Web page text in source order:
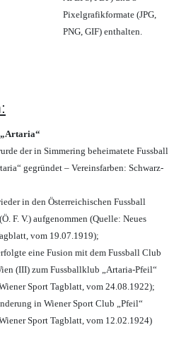
Pixelgrafikformate (JPG,
PNG, GIF) enthalten.
der in Simmering beheimatete Fussball
gegründet – Vereinsfarben: Schwarz-
in den Österreichischen Fussball
F. V.) aufgenommen (Quelle: Neues
vom 19.07.1919);
eine Fusion mit dem Fussball Club
(III) zum Fussballklub „Artaria-Pfeil“
Sport Tagblatt, vom 24.08.1922);
in Wiener Sport Club „Pfeil“
Sport Tagblatt, vom 12.02.1924)